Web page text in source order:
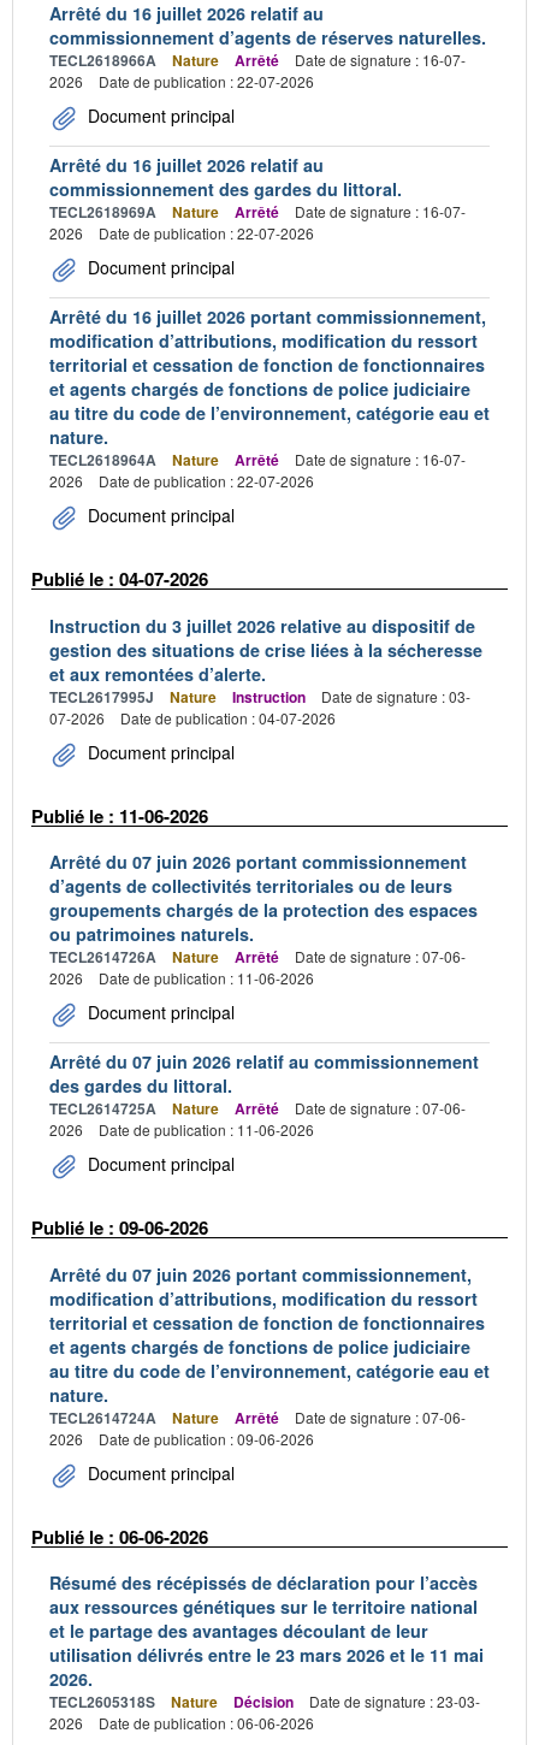
Arrêté du 16 juillet 2026 relatif au
commissionnement d’agents de réserves naturelles.
TECL2618966A Nature Arrêté
Date de signature : 16-07-
2026
Date de publication : 22-07-2026
Document principal
Arrêté du 16 juillet 2026 relatif au
commissionnement des gardes du littoral.
TECL2618969A Nature Arrêté
Date de signature : 16-07-
2026
Date de publication : 22-07-2026
Document principal
Arrêté du 16 juillet 2026 portant commissionnement,
modification d’attributions, modification du ressort
territorial et cessation de fonction de fonctionnaires
et agents chargés de fonctions de police judiciaire
au titre du code de l’environnement, catégorie eau et
nature.
TECL2618964A Nature Arrêté
Date de signature : 16-07-
2026
Date de publication : 22-07-2026
Document principal
Publié le : 04-07-2026
Instruction du 3 juillet 2026 relative au dispositif de
gestion des situations de crise liées à la sécheresse
et aux remontées d’alerte.
TECL2617995J Nature Instruction
Date de signature : 03-
07-2026
Date de publication : 04-07-2026
Document principal
Publié le : 11-06-2026
Arrêté du 07 juin 2026 portant commissionnement
d’agents de collectivités territoriales ou de leurs
groupements chargés de la protection des espaces
ou patrimoines naturels.
TECL2614726A Nature Arrêté
Date de signature : 07-06-
2026
Date de publication : 11-06-2026
Document principal
Arrêté du 07 juin 2026 relatif au commissionnement
des gardes du littoral.
TECL2614725A Nature Arrêté
Date de signature : 07-06-
2026
Date de publication : 11-06-2026
Document principal
Publié le : 09-06-2026
Arrêté du 07 juin 2026 portant commissionnement,
modification d’attributions, modification du ressort
territorial et cessation de fonction de fonctionnaires
et agents chargés de fonctions de police judiciaire
au titre du code de l’environnement, catégorie eau et
nature.
TECL2614724A Nature Arrêté
Date de signature : 07-06-
2026
Date de publication : 09-06-2026
Document principal
Publié le : 06-06-2026
Résumé des récépissés de déclaration pour l’accès
aux ressources génétiques sur le territoire national
et le partage des avantages découlant de leur
utilisation délivrés entre le 23 mars 2026 et le 11 mai
2026.
TECL2605318S Nature Décision
Date de signature : 23-03-
2026
Date de publication : 06-06-2026